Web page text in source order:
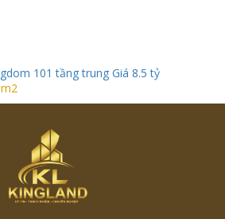
101 tầng trung Giá 8.5 tỷ